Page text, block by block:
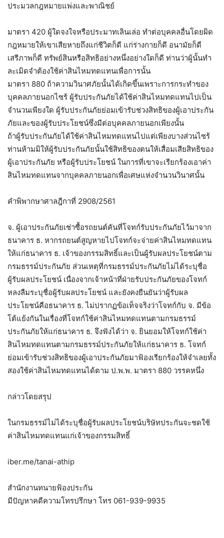
ประมวลกฎหมายแพ่งและพาณิชย์
มาตรา 420 ผู้ใดจงใจหรือประมาทเลินเล่อ ทำต่อบุคคลอื่นโดยผิด
กฎหมายให้เขาเสียหายถึงแก่ชีวิตก็ดี แก่ร่างกายก็ดี อนามัยก็ดี
เสรีภาพก็ดี ทรัพย์สินหรือสิทธิอย่างหนึ่งอย่างใดก็ดี ท่านว่าผู้นั้นทำ
ละเมิดจำต้องใช้ค่าสินไหมทดแทนเพื่อการนั้น
มาตรา 880 ถ้าความวินาศภัยนั้นได้เกิดขึ้นเพราะการกระทำของ
บุคคลภายนอกไซร้ ผู้รับประกันภัยได้ใช้ค่าสินไหมทดแทนไปเป็น
จำนวนเพียงใด ผู้รับประกันภัยย่อมเข้ารับช่วงสิทธิของผู้เอาประกัน
ภัยและของผู้รับประโยชน์ซึ่งมีต่อบุคคลภายนอกเพียงนั้น
ถ้าผู้รับประกันภัยได้ใช้ค่าสินไหมทดแทนไปแต่เพียงบางส่วนไซร้
ท่านห้ามมิให้ผู้รับประกันภัยนั้นใช้สิทธิของตนให้เสื่อมเสียสิทธิของ
ผู้เอาประกันภัย หรือผู้รับประโยชน์ ในการที่เขาจะเรียกร้องเอาค่า
สินไหมทดแทนจากบุคคลภายนอกเพื่อเศษแห่งจำนวนวินาศนั้น
คำพิพากษาศาลฎีกาที่ 2908/2561
จ. ผู้เอาประกันภัยเช่าซื้อรถยนต์คันที่โจทก์รับประกันภัยไว้มาจาก
ธนาคาร ธ. หากรถยนต์สูญหายไปโจทก์จะจ่ายค่าสินไหมทดแทน
ให้แก่ธนาคาร ธ. เจ้าของกรรมสิทธิ์และเป็นผู้รับผลประโยชน์ตาม
กรมธรรม์ประกันภัย ส่วนเหตุที่กรมธรรม์ประกันภัยไม่ได้ระบุชื่อ
ผู้รับผลประโยชน์ เนื่องจากเจ้าหน้าที่ฝ่ายรับประกันภัยของโจทก์
หลงลืมระบุชื่อผู้รับผลประโยชน์ และยังคงยืนยันว่าผู้รับผล
ประโยชน์คือธนาคาร ธ. ไม่ปรากฏข้อเท็จจริงว่าโจทก์กับ จ. มีข้อ
โต้แย้งกันในเรื่องที่โจทก์ใช้ค่าสินไหมทดแทนตามกรมธรรม์
ประกันภัยให้แก่ธนาคาร ธ. จึงฟังได้ว่า จ. ยินยอมให้โจทก์ใช้ค่า
สินไหมทดแทนตามกรมธรรม์ประกันภัยให้แก่ธนาคาร ธ. โจทก์
ย่อมเข้ารับช่วงสิทธิของผู้เอาประกันภัยมาฟ้องเรียกร้องให้จำเลยทั้ง
สองใช้ค่าสินไหมทดแทนได้ตาม ป.พ.พ. มาตรา 880 วรรคหนึ่ง
กล่าวโดยสรุป
ในกรมธรรม์ไม่ได้ระบุชื่อผู้รับผลประโยชน์บริษัทประกันจะชดใช้
ค่าสินไหมทดแทนแก่เจ้าของกรรมสิทธิ์
iber.me/tanai-athip
สำนักงานทนายฟ้องประกัน
มีปัญหาคดีความโทรปรึกษา โทร 061-939-9935